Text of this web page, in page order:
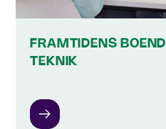
FRAMTIDENS
TEKNIK